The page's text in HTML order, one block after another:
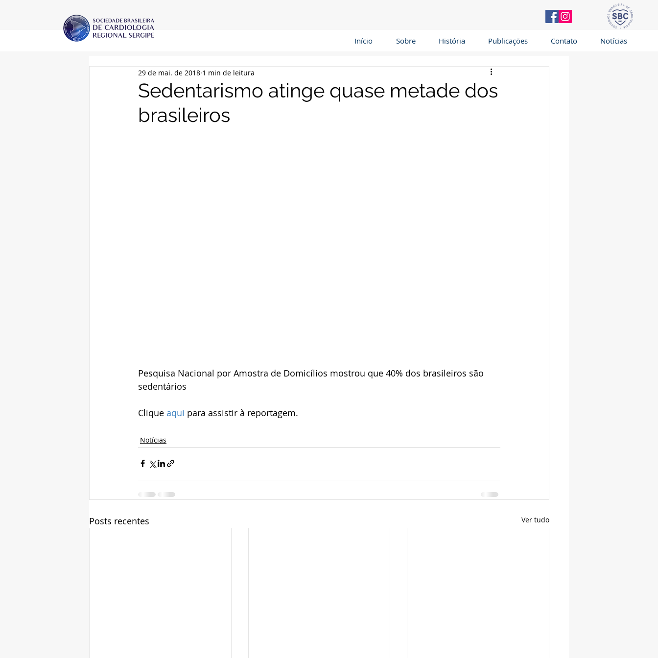
Início Sobre História Publicações Contato Notícias
Sedentarismo atinge quase metade dos
brasileiros
29 de mai. de 2018 1 min de leitura
Pesquisa Nacional por Amostra de Domicílios mostrou que 40% dos brasileiros são
sedentários
Clique aqui para assistir à reportagem.
Notícias
Posts recentes Ver tudo